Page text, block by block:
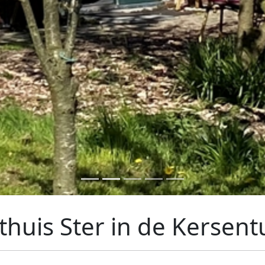
Ster in de